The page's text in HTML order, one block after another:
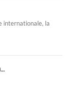
internationale, la